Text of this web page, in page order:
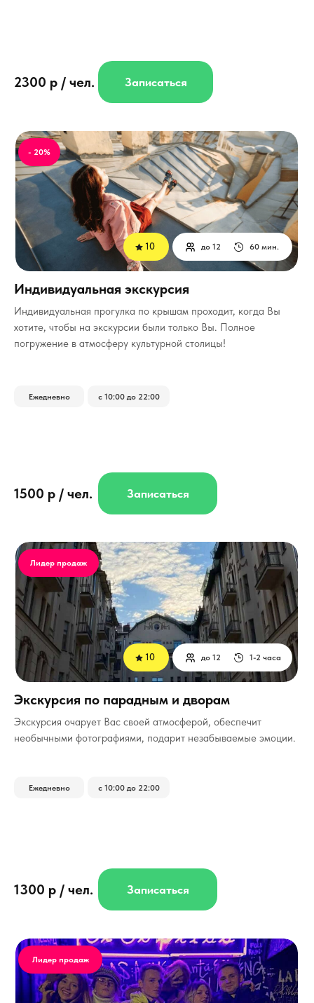
Индивидуальная прогулка по крышам проходит, когда Вы
хотите, чтобы на экскурсии были только Вы. Полное
погружение в атмосферу культурной столицы!
60 мин.
до 12
Ежедневно с 10:00 до 22:00
- 20%
Индивидуальная экскурсия
10
2300 р / чел. Записаться
Лидер продаж
Экскурсия очарует Вас своей атмосферой, обеспечит
необычными фотографиями, подарит незабываемые эмоции.
1500 р / чел.
Ежедневно
Записаться
с 10:00 до 22:00
1300 р / чел.
Лидер продаж
Записаться
Экскурсия по парадным и дворам
10 1-2 часа
до 12